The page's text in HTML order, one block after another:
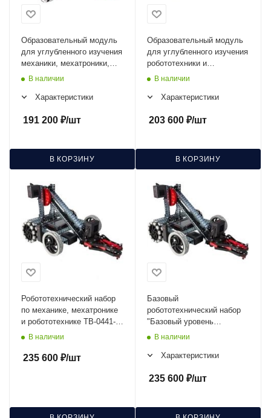
Образовательный модуль
для углубленного изучения
механики, мехатроники,
систем
управления и подготовки к
WorldSkills
В наличии
Характеристики
191 200 ₽/шт
В КОРЗИНУ
Образовательный модуль
для углубленного изучения
робототехники и
подготовки к
В наличии
Характеристики
203 600 ₽/шт
В КОРЗИНУ
Робототехнический набор
по механике, мехатронике
и робототехнике ТВ-0441-
В5-ТС
В наличии
235 600 ₽/шт
Базовый
робототехнический набор
"Базовый уровень
Ардуино" ТВ-0441-В5
В наличии
Характеристики
235 600 ₽/шт